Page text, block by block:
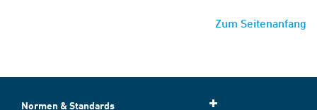
Zum Seitenanfang
Normen & Standards